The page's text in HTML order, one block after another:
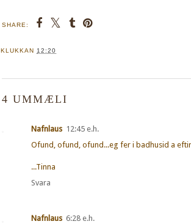
SHARE:
KLUKKAN 12:20
4 UMMÆLI
Nafnlaus 12:45 e.h.
Ofund, ofund, ofund...eg fer i badhusid a
...Tinna
Svara
Nafnlaus 6:28 e.h.